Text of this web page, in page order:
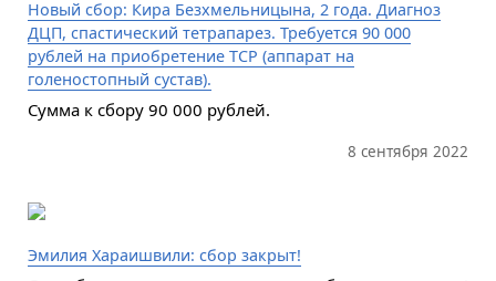
Новый сбор: Кира Безхмельницына, 2 года. Диагноз
ДЦП, спастический тетрапарез. Требуется 90 000
рублей на приобретение ТСР (аппарат на
голеностопный сустав).
Сумма к сбору 90 000 рублей.
8 сентября 2022
Эмилия Хараишвили: сбор закрыт!